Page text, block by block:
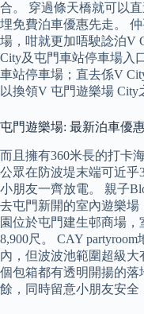
合。 穿過條天橋就可以
埋免費泊車優惠先走。
場，咁就更加唔駛諗泊V
City及屯門車站停車場入
車站停車場；直去係V
以換領V 屯門遊樂場 City
屯門遊樂場: 最新泊車優
而且擁有360米長的打卡
公眾在防波堤末端可近乎
小朋友一齊放電。 親子
去屯門新開的室內遊樂場
園位於屯門建生邨商場
8,900尺。 CAY
內，但波波池範圍超級大
個包箱都有透明開揚的落
餘，同時留意小朋友安全